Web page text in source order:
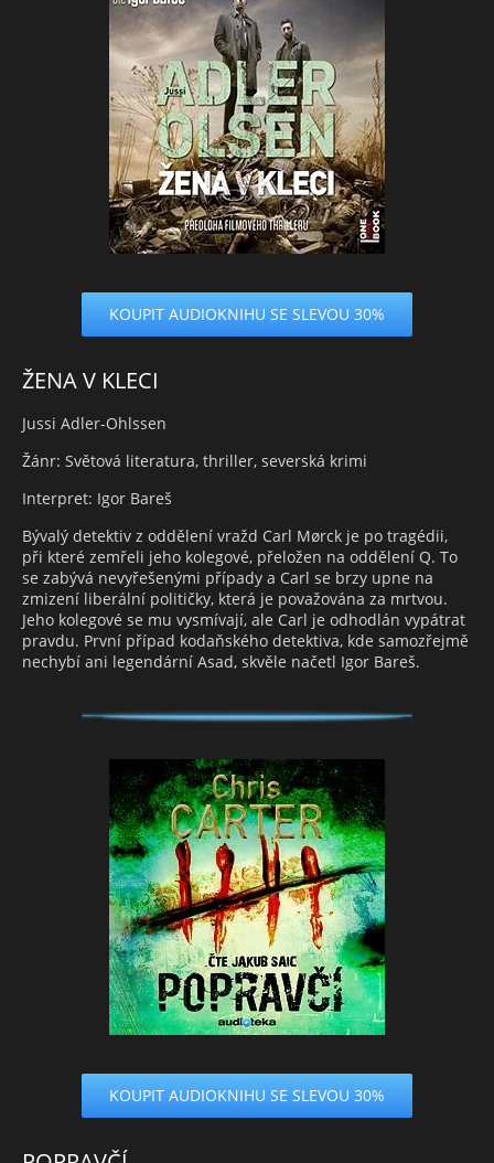
KOUPIT AUDIOKNIHU SE SLEVOU 30%
ŽENA V KLECI
Jussi Adler-Ohlssen
Žánr: Světová literatura, thriller, severská krimi
Interpret: Igor Bareš
Bývalý detektiv z oddělení vražd Carl Mørck je po tragédii,
při které zemřeli jeho kolegové, přeložen na oddělení Q. To
se zabývá nevyřešenými případy a Carl se brzy upne na
zmizení liberální političky, která je považována za mrtvou.
Jeho kolegové se mu vysmívají, ale Carl je odhodlán vypátrat
pravdu. První případ kodaňského detektiva, kde samozřejmě
nechybí ani legendární Asad, skvěle načetl Igor Bareš.
KOUPIT AUDIOKNIHU SE SLEVOU 30%